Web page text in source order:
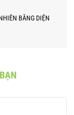
BẰNG DIỆN